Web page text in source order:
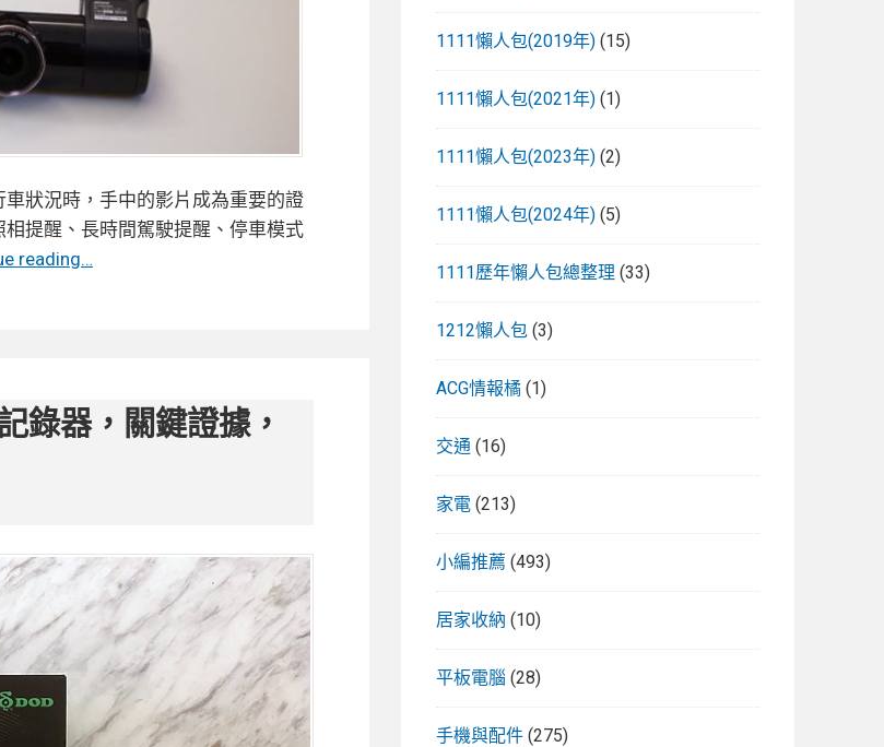
狀況時，手中的影片成為重要的證
提醒、長時間駕駛提醒、停車模式
reading…
Abee
V73GH
記
錄
器
feat.
Mio
791DS、
大
錄器，關鍵證據，
1111懶人包(2019年) (15)
1111懶人包(2021年) (1)
1111懶人包(2023年) (2)
1111懶人包(2024年) (5)
1111歷年懶人包總整理 (33)
1212懶人包 (3)
ACG情報橘 (1)
交通 (16)
家電 (213)
小編推薦 (493)
居家收納 (10)
平板電腦 (28)
手機與配件 (275)